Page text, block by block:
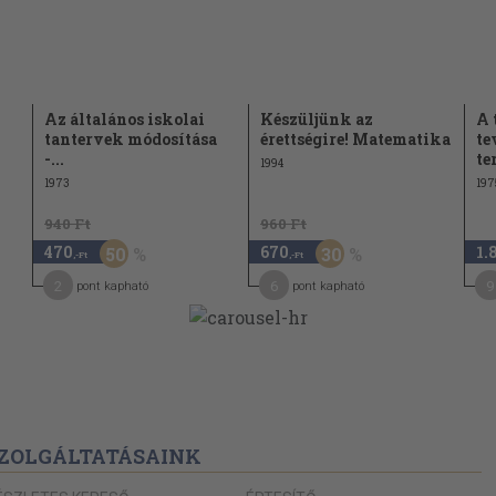
Az általános iskolai
tantervek módosítása
-...
1973
940 Ft
470 ,-Ft 50
pont kapható
Készüljünk az
érettségire! Matematika
1994
960 Ft
670 ,-Ft 30
pont kapható
A